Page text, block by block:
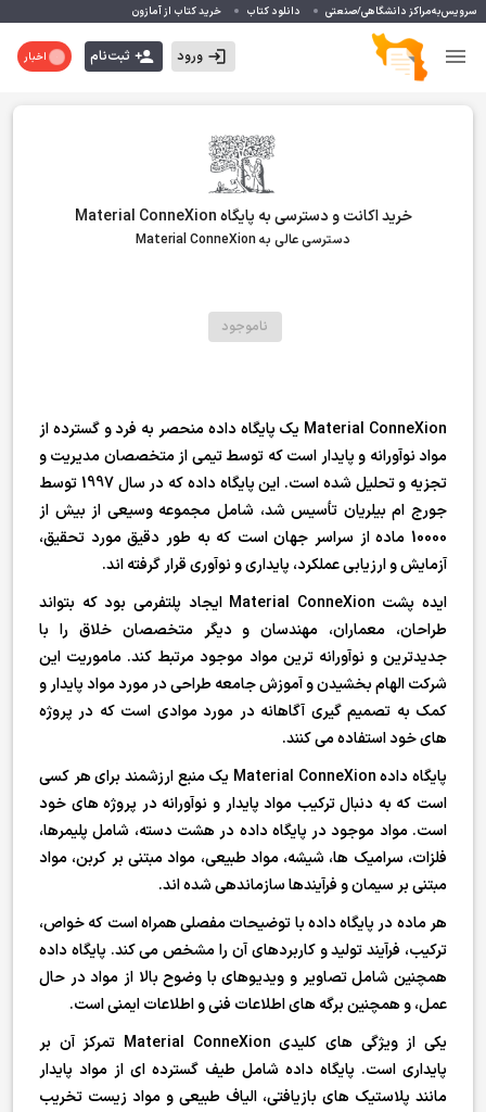
سرویس‌به‌مراکز دانشگاهی/صنعتی دانلود کتاب خرید کتاب از آمازون
ورود ثبت‌نام اخبار
خرید اکانت و دسترسی به پایگاه Material ConneXion
دسترسی عالی به Material ConneXion
ناموجود
Material ConneXion یک پایگاه داده منحصر به فرد و گسترده از
مواد نوآورانه و پایدار است که توسط تیمی از متخصصان مدیریت و
تجزیه و تحلیل شده است. این پایگاه داده که در سال 1997 توسط
جورج ام بیلریان تأسیس شد، شامل مجموعه وسیعی از بیش از
10000 ماده از سراسر جهان است که به طور دقیق مورد تحقیق،
آزمایش و ارزیابی عملکرد، پایداری و نوآوری قرار گرفته اند.
ایده پشت Material ConneXion ایجاد پلتفرمی بود که بتواند
طراحان، معماران، مهندسان و دیگر متخصصان خلاق را با
جدیدترین و نوآورانه ترین مواد موجود مرتبط کند. ماموریت این
شرکت الهام بخشیدن و آموزش جامعه طراحی در مورد مواد پایدار و
کمک به تصمیم گیری آگاهانه در مورد موادی است که در پروژه
های خود استفاده می کنند.
پایگاه داده Material ConneXion یک منبع ارزشمند برای هر کسی
است که به دنبال ترکیب مواد پایدار و نوآورانه در پروژه های خود
است. مواد موجود در پایگاه داده در هشت دسته، شامل پلیمرها،
فلزات، سرامیک ها، شیشه، مواد طبیعی، مواد مبتنی بر کربن، مواد
مبتنی بر سیمان و فرآیندها سازماندهی شده اند.
هر ماده در پایگاه داده با توضیحات مفصلی همراه است که خواص،
ترکیب، فرآیند تولید و کاربردهای آن را مشخص می کند. پایگاه داده
همچنین شامل تصاویر و ویدیوهای با وضوح بالا از مواد در حال
عمل، و همچنین برگه های اطلاعات فنی و اطلاعات ایمنی است.
یکی از ویژگی های کلیدی Material ConneXion تمرکز آن بر
پایداری است. پایگاه داده شامل طیف گسترده ای از مواد پایدار
مانند پلاستیک های بازیافتی، الیاف طبیعی و مواد زیست تخریب